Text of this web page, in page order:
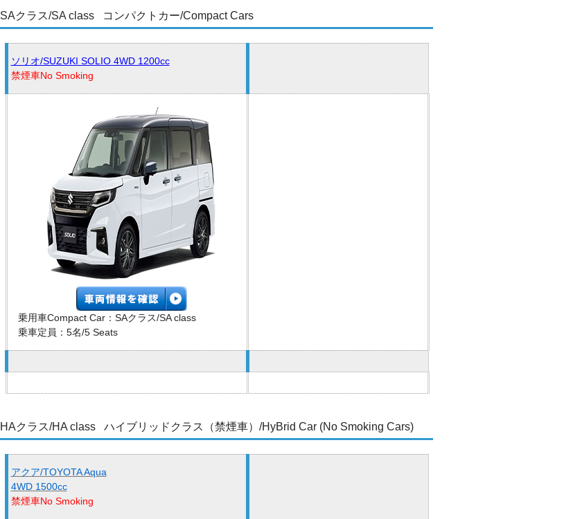
SAクラス/SA class コンパクトカー/Compact Cars
ソリオ/SUZUKI SOLIO 4WD 1200cc
禁煙車No Smoking
乗用車Compact Car：SAクラス/SA class
乗車定員：5名/5 Seats
HAクラス/HA class ハイブリッドクラス（禁煙車）/HyBrid Car (No Smoking Cars)
アクア/TOYOTA Aqua
4WD 1500cc
禁煙車No Smoking